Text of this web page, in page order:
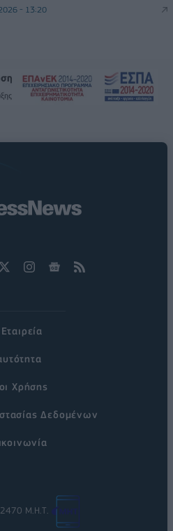
- 13:20
Χρήσης
Δεδομένων
Μ.Η.Τ.